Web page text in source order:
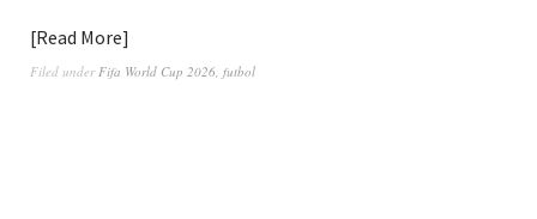
Read More
Filed underFifa World Cup 2026, futbol